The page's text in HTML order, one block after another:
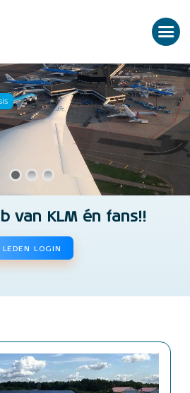
van KLM én fans!!
LEDEN LOGIN